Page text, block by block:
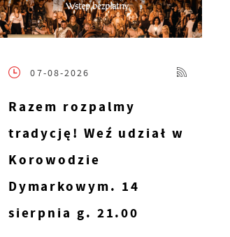
07-08-2026
Razem rozpalmy
tradycję! Weź udział w
Korowodzie
Dymarkowym. 14
sierpnia g. 21.00